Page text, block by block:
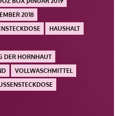
2018
HAUSHALT
DER HORNHAUT
VOLLWASCHMITTEL